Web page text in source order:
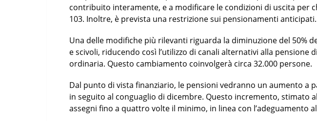
contribuito interamente, e a modificare le condizioni di uscita per
103. Inoltre, è prevista una restrizione sui pensionamenti anticipati.
Una delle modifiche più rilevanti riguarda la diminuzione del 50%
e scivoli, riducendo così l’utilizzo di canali alternativi alla pensione
ordinaria. Questo cambiamento coinvolgerà circa 32.000 persone.
Dal punto di vista finanziario, le pensioni vedranno un aumento a
in seguito al conguaglio di dicembre. Questo incremento, stimato
assegni fino a quattro volte il minimo, in linea con l’adeguamento